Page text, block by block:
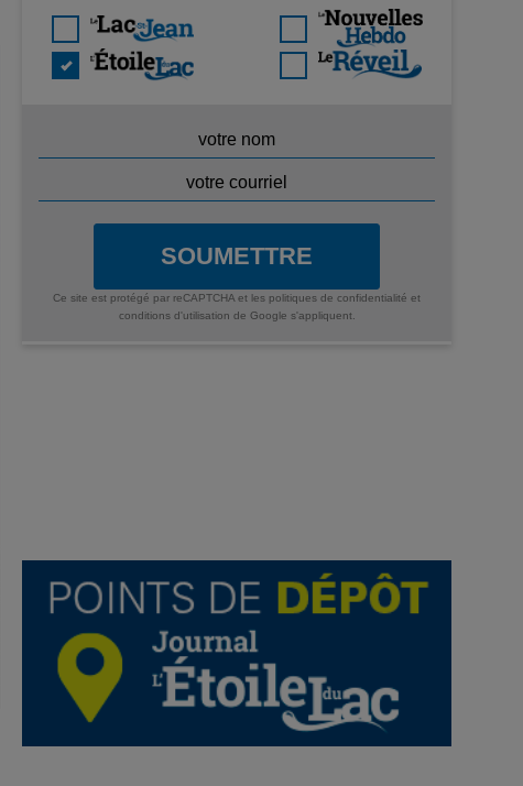
SOUMETTRE
Ce site est protégé par reCAPTCHA et les politiques de confidentialité et
conditions d'utilisation de Google s'appliquent.